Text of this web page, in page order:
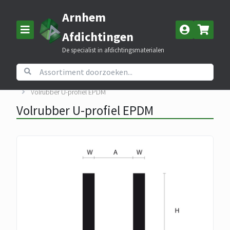
Arnhem
Afdichtingen
De specialist in afdichtingsmaterialen
Home Assortiment
Volrubber
Volrubber U-profiel EPDM
Volrubber U-profiel EPDM